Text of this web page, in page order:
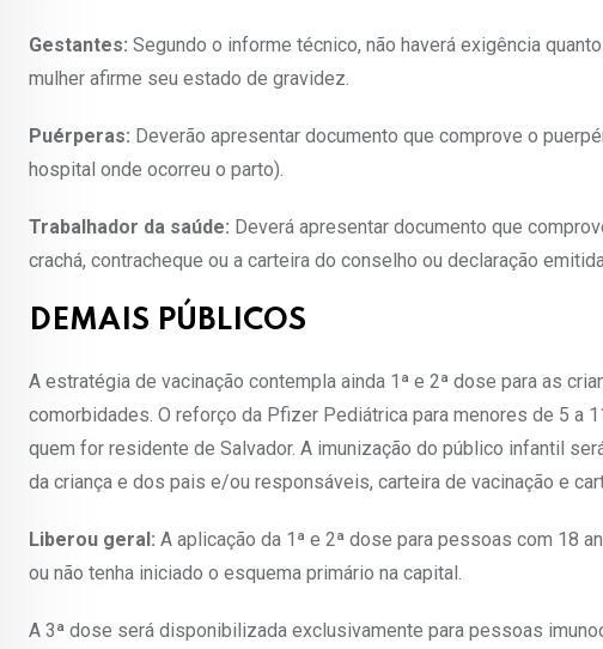
Gestantes: Segundo o informe técnico, não haverá exigência
mulher afirme seu estado de gravidez.
Puérperas: Deverão apresentar documento que comprove o
hospital onde ocorreu o parto).
Trabalhador da saúde: Deverá apresentar documento que
crachá, contracheque ou a carteira do conselho ou declaração
DEMAIS PÚBLICOS
A estratégia de vacinação contempla ainda 1ª e 2ª dose para as
comorbidades. O reforço da Pfizer Pediátrica para menores de 5
quem for residente de Salvador. A imunização do público infantil
da criança e dos pais e/ou responsáveis, carteira de vacinação e
Liberou geral: A aplicação da 1ª e 2ª dose para pessoas com 18
ou não tenha iniciado o esquema primário na capital.
A 3ª dose será disponibilizada exclusivamente para pessoas